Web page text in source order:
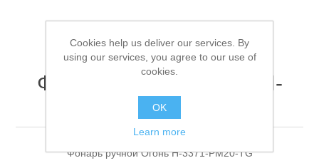
Фонарь ручной Огонь H-
3371-PM20-TG
Фонарь ручной Огонь H-3371-PM20-TG
Cookies help us deliver our services. By
using our services, you agree to our use of
cookies.
OK
Learn more